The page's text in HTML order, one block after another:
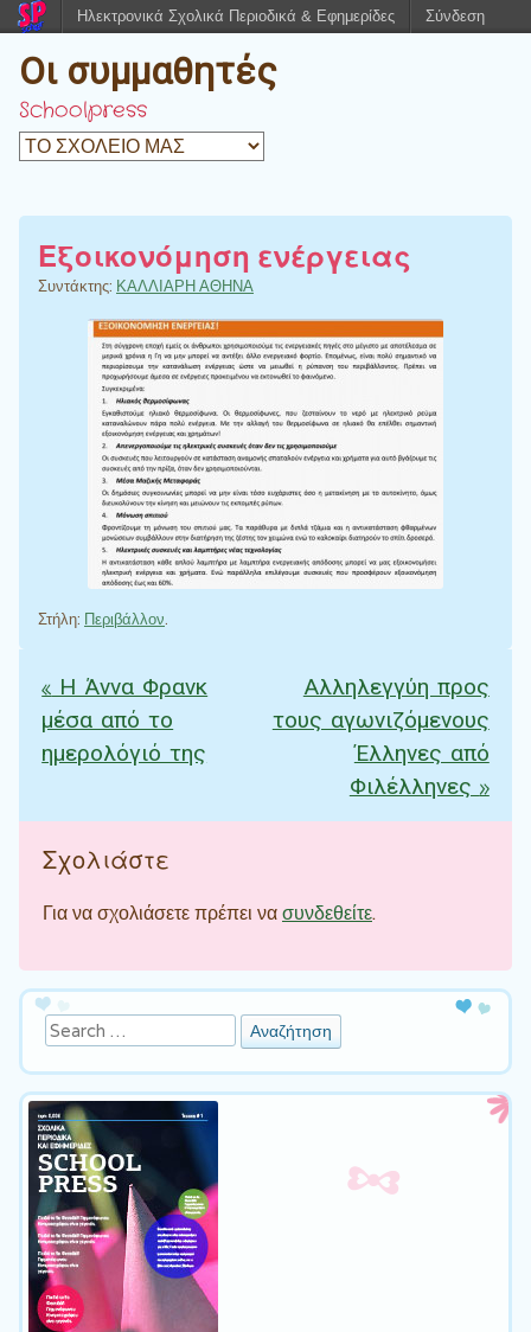
Οι συμμαθητές
Schoolpress
Εξοικονόμηση ενέργειας
Συντάκτης: ΚΑΛΛΙΑΡΗ ΑΘΗΝΑ
Στήλη: Περιβάλλον.
Πλοήγηση άρθρων
«Η Άννα Φρανκ
μέσα από το
ημερολόγιό της
Αλληλεγγύη προς
τους αγωνιζόμενους
Έλληνες από
Φιλέλληνες»
Σχολιάστε
Για να σχολιάσετε πρέπει νασυνδεθείτε.
Αναζήτηση
Ηλεκτρονικά Σχολικά Περιοδικά & Εφημερίδες Σύνδεση